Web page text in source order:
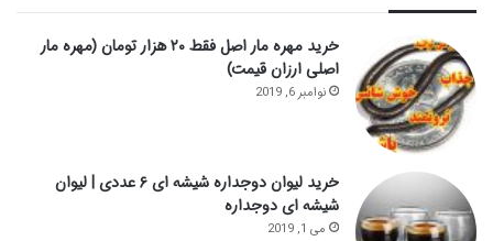
خرید مهره مار اصل فقط ۲۰ هزار تومان (مهره مار
اصلی ارزان قیمت)
نوامبر 6, 2019
خرید لیوان دوجداره شیشه ای ۶ عددی | لیوان
شیشه ای دوجداره
می 1, 2019